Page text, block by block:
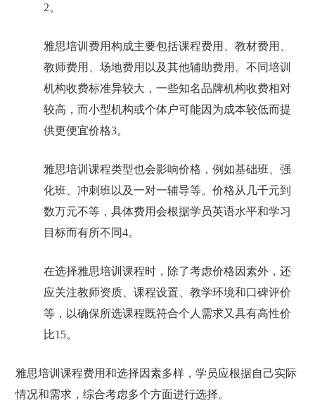
2。
雅思培训费用构成主要包括课程费用、教材费用、
教师费用、场地费用以及其他辅助费用。不同培训
机构收费标准异较大，一些知名品牌机构收费相对
较高，而小型机构或个体户可能因为成本较低而提
供更便宜价格3。
雅思培训课程类型也会影响价格，例如基础班、强
化班、冲刺班以及一对一辅导等。价格从几千元到
数万元不等，具体费用会根据学员英语水平和学习
目标而有所不同4。
在选择雅思培训课程时，除了考虑价格因素外，还
应关注教师资质、课程设置、教学环境和口碑评价
等，以确保所选课程既符合个人需求又具有高性价
比15。
雅思培训课程费用和选择因素多样，学员应根据自己实际
情况和需求，综合考虑多个方面进行选择。